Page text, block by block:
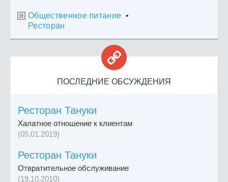
 Общественное питание •
Ресторан

ПОСЛЕДНИЕ ОБСУЖДЕНИЯ
Ресторан Тануки
Халатное отношение к клиентам
(05.01.2019)
Ресторан Тануки
Отвратительное обслуживание
(19.10.2010)